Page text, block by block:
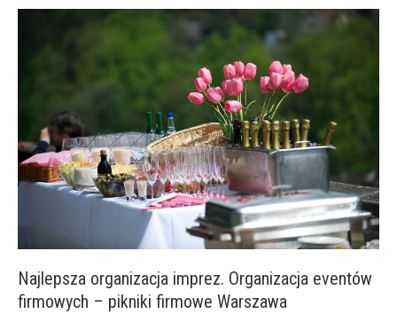
Najlepsza organizacja imprez. Organizacja eventów
firmowych – pikniki firmowe Warszawa